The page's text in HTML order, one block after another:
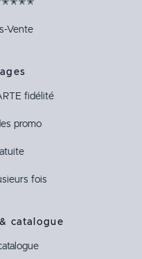
Vente
fidélité
promo
fois
catalogue